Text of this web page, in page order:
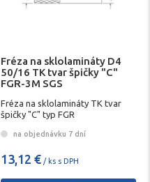
Fréza na sklolamináty D4
50/16 TK tvar špičky "C"
FGR-3M SGS
Fréza na sklolamináty TK tvar
špičky "C" typ FGR
na objednávku 7 dní
13,12 € / ks s DPH